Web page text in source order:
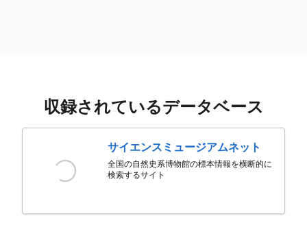
収録されているデータベース
サイエンスミュージアムネット
全国の自然史系博物館の標本情報を横断的に
検索するサイト